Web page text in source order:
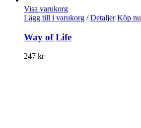
Visa varukorg
Lägg till i varukorg / Detaljer Köp nu
Way of Life
247 kr